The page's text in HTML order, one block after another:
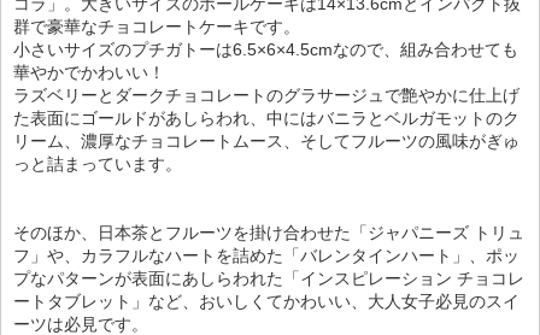
群で豪華なチョコレートケーキです。
小さいサイズのプチガトーは6.5×6×4.5cmなので、組み合わせても
華やかでかわいい！
ラズベリーとダークチョコレートのグラサージュで艶やかに仕上げ
た表面にゴールドがあしらわれ、中にはバニラとベルガモットのク
リーム、濃厚なチョコレートムース、そしてフルーツの風味がぎゅ
っと詰まっています。
そのほか、日本茶とフルーツを掛け合わせた「ジャパニーズ トリュ
フ」や、カラフルなハートを詰めた「バレンタインハート」、ポッ
プなパターンが表面にあしらわれた「インスピレーション チョコレ
ートタブレット」など、おいしくてかわいい、大人女子必見のスイ
ーツは必見です。